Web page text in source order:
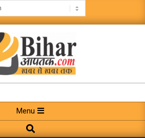
Menu
Search